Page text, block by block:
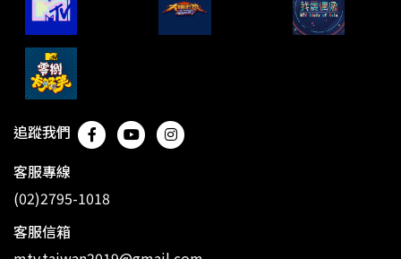
追蹤我們
客服專線
(02)2795-1018
客服信箱